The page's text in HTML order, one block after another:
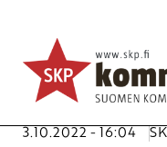
SKP:n Lapin piiri
Ajankohtaista
Avainsanat:hoitajat,
3.10.2022 - 16:04